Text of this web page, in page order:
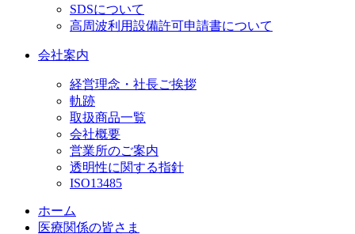
SDSについて
高周波利用設備許可申請書について
会社案内
経営理念・社長ご挨拶
軌跡
取扱商品一覧
会社概要
営業所のご案内
透明性に関する指針
ISO13485
ホーム
医療関係の皆さま